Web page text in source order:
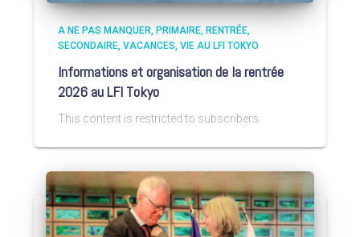
A NE PAS MANQUER PRIMAIRE RENTRÉE
SECONDAIRE VACANCES VIE AU LFI TOKYO
Informations et organisation de la rentrée
2026 au LFI Tokyo
This content is restricted to subscribers